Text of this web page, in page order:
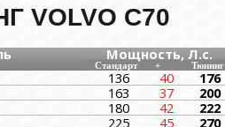
VOLVO C70
Мощность, Л.с.
Стандарт + Тюнинг
136 40 176
163 37 200
180 42 222
225 45 270